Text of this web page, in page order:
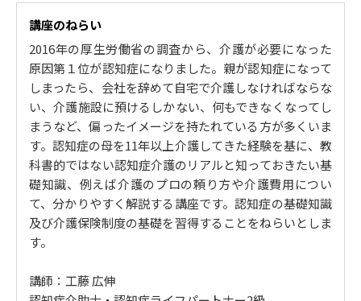
介護保険サービスの費用を抑える工夫 【高額介護サー
ビス費】
離れて暮らす親を扶養にして医療費を節約する 【扶養
控除】
どんなものが「医療費控除」になるのか？ 【医療費控
除】
認知症になったら障害者手帳を取得すべき？ 【精神障
害者保健福祉手帳・身体障害者手帳】
親がお金の管理ができなくなったら 【日常生活自立支
援事業】
親の銀行口座からお金が下ろせなくなる前に考えるこ
と 【成年後見制度・家族信託】
離れて暮らす親がひっかかる消費者被害 【訪問販売・
4. 認知症とは？
4大認知症と主な症状 / どの病院へ連れていく？ / 認知
症の検査は何をする？
5. 介護保険サービスの基礎
地域包括支援センターとは？ / 要介護認定を受ける / 要
介護度と主な介護保険サービス / ケアプランとは？
6. 認知症介護８つの悩み
キーパーソンの決め方 / 他人を家に入れたくない / 同じ
ことを何度も言う / 泥棒扱いされる / 火事の心配は？
7. 在宅介護か施設介護か
在宅介護・施設介護にかかる費用 / 在宅介護の限界を感
じるとき / 在宅施設の費用の目安 / 良い介護施設の見つ
講座のねらい
2016年の厚生労働省の調査から、介護が必要になった
原因第１位が認知症になりました。親が認知症になって
しまったら、会社を辞めて自宅で介護しなければならな
い、介護施設に預けるしかない、何もできなくなってし
まうなど、偏ったイメージを持たれている方が多くいま
す。認知症の母を11年以上介護してきた経験を基に、教
科書的ではない認知症介護のリアルと知っておきたい基
礎知識、例えば介護のプロの頼り方や介護費用につい
て、分かりやすく解説する講座です。認知症の基礎知識
及び介護保険制度の基礎を習得することをねらいとしま
す。
講師：工藤 広伸